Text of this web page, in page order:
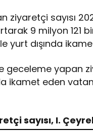
ziyaretçi sayısı
9 milyon 121
yurt dışında
geceleme yapan
ikamet eden
sayısı, I.